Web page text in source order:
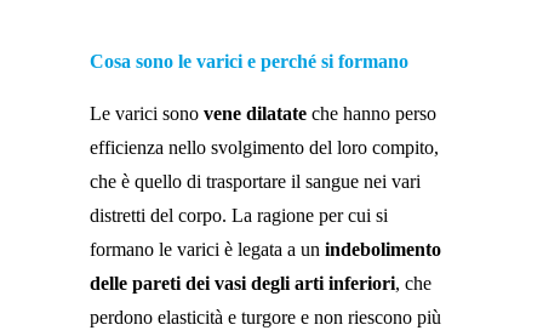
Cosa sono le varici e perché si formano
Le varici sono vene dilatate che hanno perso
efficienza nello svolgimento del loro compito,
che è quello di trasportare il sangue nei vari
distretti del corpo. La ragione per cui si
formano le varici è legata a un indebolimento
delle pareti dei vasi degli arti inferiori, che
perdono elasticità e turgore e non riescono più